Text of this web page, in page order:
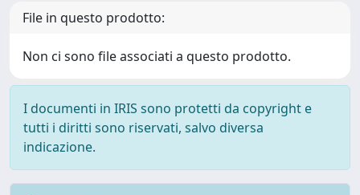
File in questo prodotto:
Non ci sono file associati a questo prodotto.
I documenti in IRIS sono protetti da copyright e
tutti i diritti sono riservati, salvo diversa
indicazione.